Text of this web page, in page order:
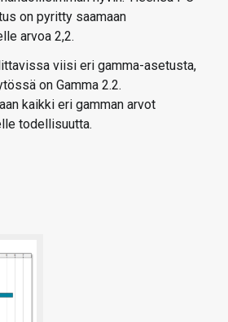
on pyritty saamaan
arvoa 2,2.
viisi eri gamma-asetusta,
on Gamma 2.2.
kaikki eri gamman arvot
todellisuutta.